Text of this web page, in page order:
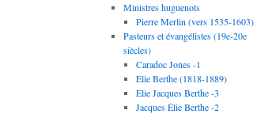
Ministres huguenots
Pierre Merlin (vers 1535-1603)
Pasteurs et évangélistes (19e-20e
siècles)
Caradoc Jones -1
Elie Berthe (1818-1889)
Elie Jacques Berthe -3
Jacques Élie Berthe -2